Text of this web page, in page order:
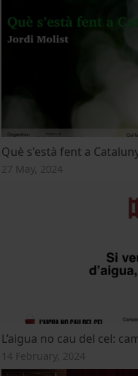
Què s'està fent a
27 May, 2024
L’aigua no cau del cel:
14 February, 2024